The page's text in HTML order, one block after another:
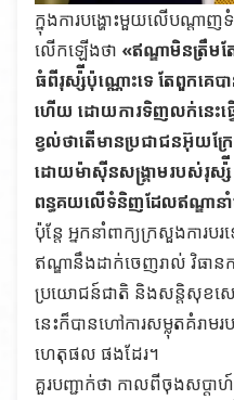
ក្នុងការបង្ហោះមួយលើបណ្ដា
លើកឡើងថា «ឥណ្ឌាមិនត្រឹម
ធំពីរុស្ស៉ីប៉ុណ្ណោះទេ តែពួកគេ
ហើយ ដោយការទិញលក់នេះធ្
ខ្វល់ថាតើមានប្រជាជនអ៊ុយក្រ
ដោយម៉ាស៊ីនសង្រ្គាមរបស់រុស្ស៉ី
ពន្ធគយលើទំនិញដែលឥណ្ឌាន
ប៉ុន្តែ អ្នកនាំពាក្យក្រសួងការ
ឥណ្ឌានឹងដាក់ចេញរាល់ វិធានក
ប្រយោជន៍ជាតិ និងសន្តិសុខសេដ្
នេះក៏បានហៅការសម្លុតគំរាម
ហេតុផល ផងដែរ។
គួរបញ្ជាក់ថា កាលពីចុងសប្ដា